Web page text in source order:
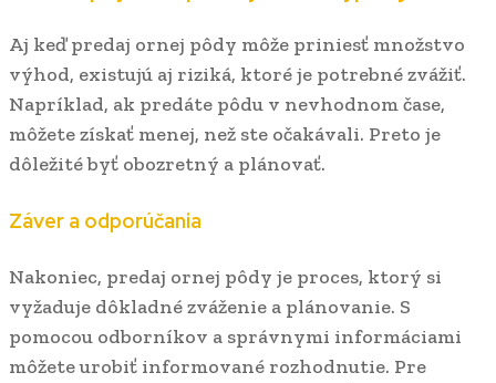
Aj keď predaj ornej pôdy môže priniesť množstvo
výhod, existujú aj riziká, ktoré je potrebné zvážiť.
Napríklad, ak predáte pôdu v nevhodnom čase,
môžete získať menej, než ste očakávali. Preto je
dôležité byť obozretný a plánovať.
Záver a odporúčania
Nakoniec, predaj ornej pôdy je proces, ktorý si
vyžaduje dôkladné zváženie a plánovanie. S
pomocou odborníkov a správnymi informáciami
môžete urobiť informované rozhodnutie. Pre